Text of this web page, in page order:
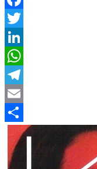
Facebook
Twitter
LinkedIn
WhatsApp
Telegram
Email
Compartir